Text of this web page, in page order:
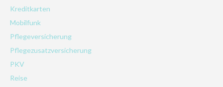
Kreditkarten
Mobilfunk
Pflegeversicherung
Pflegezusatzversicherung
PKV
Reise